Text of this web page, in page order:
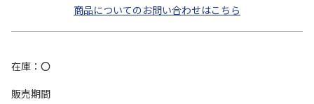
商品についてのお問い合わせはこちら
在庫
〇
販売期間